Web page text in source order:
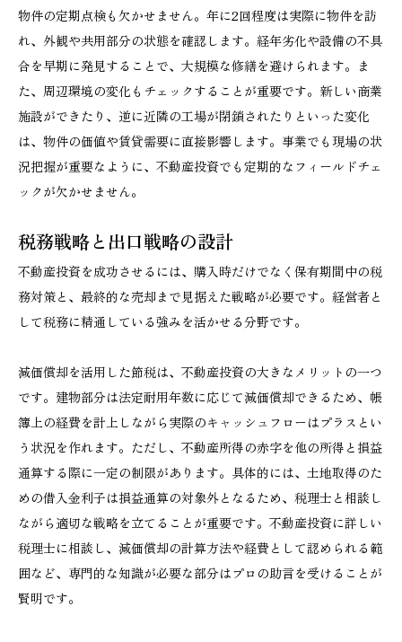
物件の定期点検も欠かせません。年に2回程度は実際に物件を訪
れ、外観や共用部分の状態を確認します。経年劣化や設備の不具
合を早期に発見することで、大規模な修繕を避けられます。ま
た、周辺環境の変化もチェックすることが重要です。新しい商業
施設ができたり、逆に近隣の工場が閉鎖されたりといった変化
は、物件の価値や賃貸需要に直接影響します。事業でも現場の状
況把握が重要なように、不動産投資でも定期的なフィールドチェ
ックが欠かせません。
税務戦略と出口戦略の設計
不動産投資を成功させるには、購入時だけでなく保有期間中の税
務対策と、最終的な売却まで見据えた戦略が必要です。経営者と
して税務に精通している強みを活かせる分野です。
減価償却を活用した節税は、不動産投資の大きなメリットの一つ
です。建物部分は法定耐用年数に応じて減価償却できるため、帳
簿上の経費を計上しながら実際のキャッシュフローはプラスとい
う状況を作れます。ただし、不動産所得の赤字を他の所得と損益
通算する際に一定の制限があります。具体的には、土地取得のた
めの借入金利子は損益通算の対象外となるため、税理士と相談し
ながら適切な戦略を立てることが重要です。不動産投資に詳しい
税理士に相談し、減価償却の計算方法や経費として認められる範
囲など、専門的な知識が必要な部分はプロの助言を受けることが
賢明です。